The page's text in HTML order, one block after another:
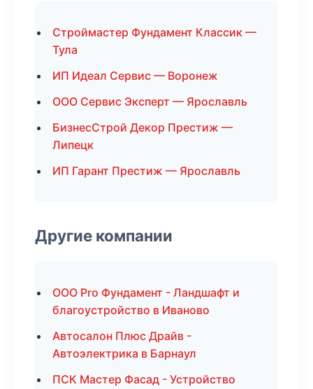
Строймастер Фундамент Классик —
Тула
ИП Идеал Сервис — Воронеж
ООО Сервис Эксперт — Ярославль
БизнесСтрой Декор Престиж —
Липецк
ИП Гарант Престиж — Ярославль
Другие компании
ООО Pro Фундамент - Ландшафт и
благоустройство в Иваново
Автосалон Плюс Драйв -
Автоэлектрика в Барнаул
ПСК Мастер Фасад - Устройство